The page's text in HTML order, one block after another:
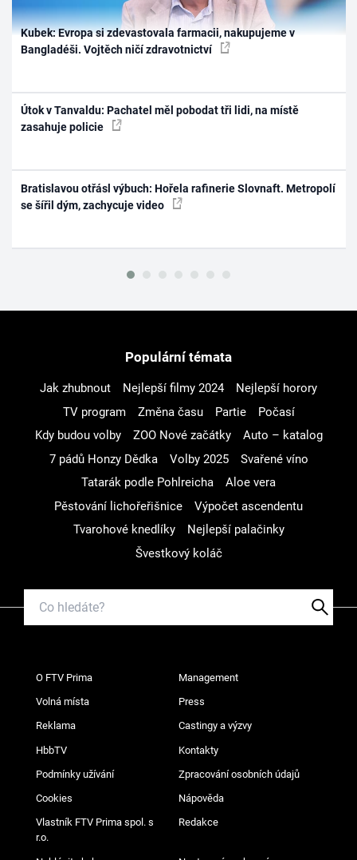
Kubek: Evropa si zdevastovala farmacii, nakupujeme v
Bangladéši. Vojtěch ničí zdravotnictví
Útok v Tanvaldu: Pachatel měl pobodat tři lidi, na místě
zasahuje policie
Bratislavou otřásl výbuch: Hořela rafinerie Slovnaft. Metropolí
se šířil dým, zachycuje video
Populární témata
Jak zhubnout Nejlepší filmy 2024
Nejlepší horory
TV program
Změna času Partie
Počasí
Kdy budou volby
ZOO Nové začátky
Auto – katalog
7 pádů Honzy Dědka
Volby 2025
Svařené víno
Tatarák podle Pohlreicha
Aloe vera
Pěstování lichořeřišnice
Výpočet ascendentu
Tvarohové knedlíky
Nejlepší palačinky
Švestkový koláč
O FTV Prima Management
Volná místa Press
Reklama Castingy a výzvy
HbbTV Kontakty
Podmínky užívání Zpracování osobních údajů
Cookies Nápověda
Vlastník FTV Prima spol. s
r.o.
Redakce